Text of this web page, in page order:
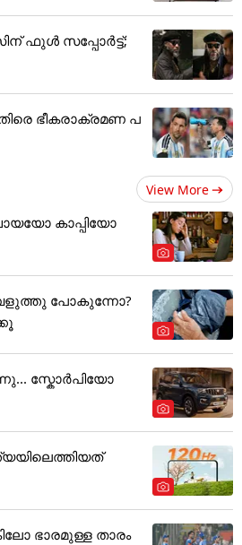
ഫുള്‍ സപ്പോര്‍ട്ട്;
ഭീകരാക്രമണ പ
View More
കാപ്പിയോ
പോകുന്നോ?
സ്കോർപിയോ
ഭാരമുള്ള താരം